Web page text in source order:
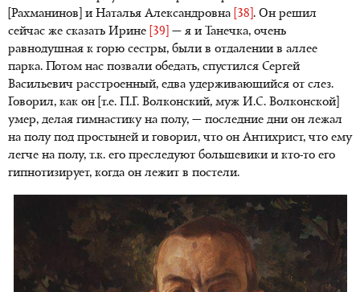
[Рахманинов] и Наталья Александровна [38] . Он решил
сейчас же сказать Ирине [39] — я и Танечка, очень
равнодушная к горю сестры, были в отдалении в аллее
парка. Потом нас позвали обедать, спустился Сергей
Васильевич расстроенный, едва удерживающийся от слез.
Говорил, как он [т.е. П.Г. Волконский, муж И.С. Волконской]
умер, делая гимнастику на полу, — последние дни он лежал
на полу под простыней и говорил, что он Антихрист, что ему
легче на полу, т.к. его преследуют большевики и кто-то его
гипнотизирует, когда он лежит в постели.